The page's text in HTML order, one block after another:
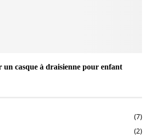
casque à draisienne pour enfant
(7)
(2)